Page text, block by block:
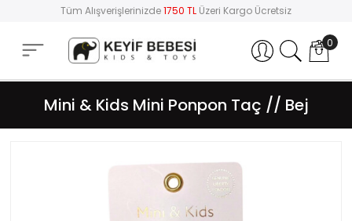
Tüm Alışverişlerinizde1750 TL Üzeri Kargo Ücretsiz
Hesabım 0
Mini & Kids Mini Ponpon Taç // Bej